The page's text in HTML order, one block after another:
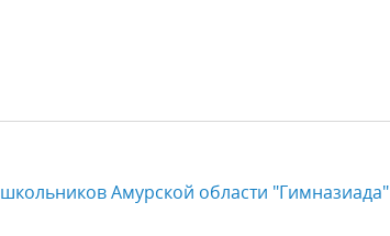
школьников Амурской области "Гимназиада"